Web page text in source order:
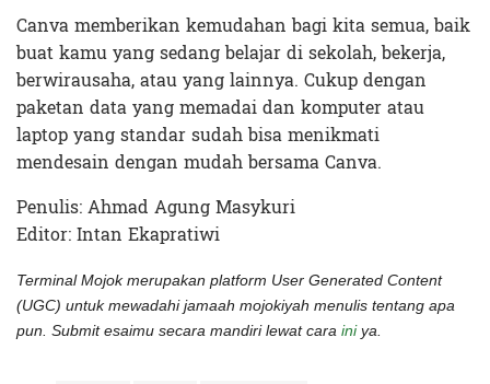
Canva memberikan kemudahan bagi kita semua, baik
buat kamu yang sedang belajar di sekolah, bekerja,
berwirausaha, atau yang lainnya. Cukup dengan
paketan data yang memadai dan komputer atau
laptop yang standar sudah bisa menikmati
mendesain dengan mudah bersama Canva.
Penulis: Ahmad Agung Masykuri
Editor: Intan Ekapratiwi
Terminal Mojok merupakan platform User Generated Content
(UGC) untuk mewadahi jamaah mojokiyah menulis tentang apa
pun. Submit esaimu secara mandiri lewat cara iniya.